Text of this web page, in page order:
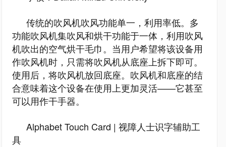
传统的吹风机吹风功能单一，利用率低。多
功能吹风机集吹风和烘干功能于一体，利用吹风
机吹出的空气烘干毛巾。当用户希望将该设备用
作吹风机时，只需将吹风机从底座上拆下即可。
使用后，将吹风机放回底座。吹风机和底座的结
合意味着这个设备在使用上更加灵活——它甚至
可以用作干手器。
Alphabet Touch Card | 视障人士识字辅助工
具